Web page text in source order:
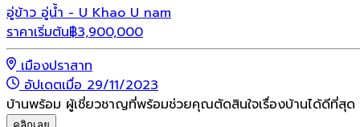
อู่ข้าว อู่น้ำ - U Khao U nam
ราคาเริ่มต้น฿3,900,000
เมืองปราสาท
อัปเดตเมื่อ 29/11/2023
บ้านพร้อม ผู้เชี่ยวชาญที่พร้อมช่วยคุณตัดสินใจเรื่องบ้านได้ดีที่สุด